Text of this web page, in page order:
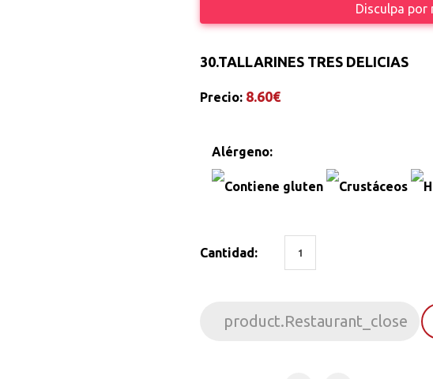
Disculpa por
30.TALLARINES TRES DELICIAS
Precio: 8.60€
Alérgeno:
Cantidad:
product.Restaurant_close